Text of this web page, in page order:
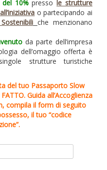
10%pressole strutture
o partecipando ai
che menzionano
da parte dell’impresa
dell’omaggio offerta è
strutture turistiche
del tuo Passaporto Slow
Guida all’Accoglienza
compila il form di seguito
il tuo “codice